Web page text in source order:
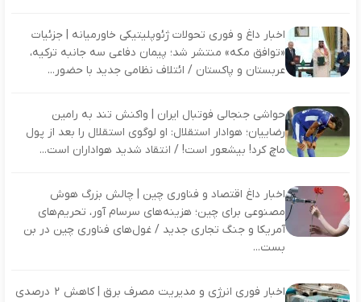
اخبار داغ و فوری تحولات ژئوپلیتیکی خاورمیانه | جزئیات
«توافق مکه» منتشر شد؛ پیمان دفاعی سه‌ جانبه ترکیه،
عربستان و پاکستان / ائتلاف نظامی جدید با حضور...
حواشی جنجالی فوتبال ایران | واکنش تند به رامین
رضاییان؛ هوادار استقلال: او لوگوی استقلال را بعد از پول
ماچ کرد! بیشعور است! / انتقاد شدید هواداران است...
اخبار داغ اقتصاد و فناوری چین | چالش بزرگ هوش
مصنوعی برای چین؛ هزینه‌های سرسام‌ آور، تحریم‌های
آمریکا و جنگ تجاری جدید / غول‌های فناوری چین در بن‌
بست...
اخبار فوری انرژی و مدیریت مصرف برق | کاهش ۲ درصدی